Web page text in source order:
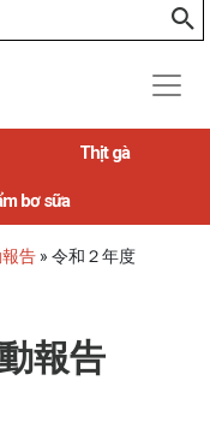
Thịt gà
bơ sữa
告 » 令和２年度
報告